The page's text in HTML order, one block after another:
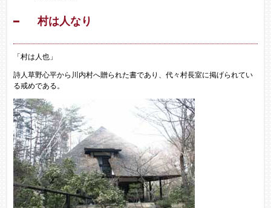
村は人なり
「村は人也」
詩人草野心平から川内村へ贈られた書であり、代々村長室に掲げられてい
る戒めである。